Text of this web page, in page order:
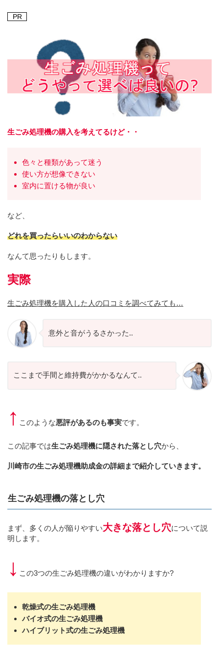
PR
生ごみ処理機の購入を考えてるけど・・
色々と種類があって迷う
使い方が想像できない
室内に置ける物が良い
など、
どれを買ったらいいのわからない
なんて思ったりもします。
実際
生ごみ処理機を購入した人の口コミを調べてみても…
意外と音がうるさかった..
ここまで手間と維持費がかかるなんて..
↑ このような悪評があるのも事実です。
この記事では生ごみ処理機に隠された落とし穴から、
川崎市の生ごみ処理機助成金の詳細まで紹介していきます。
生ごみ処理機の落とし穴
まず、多くの人が陥りやすい大きな落とし穴について説
明します。
↓ この3つの生ごみ処理機の違いがわかりますか?
乾燥式の生ごみ処理機
バイオ式の生ごみ処理機
ハイブリット式の生ごみ処理機